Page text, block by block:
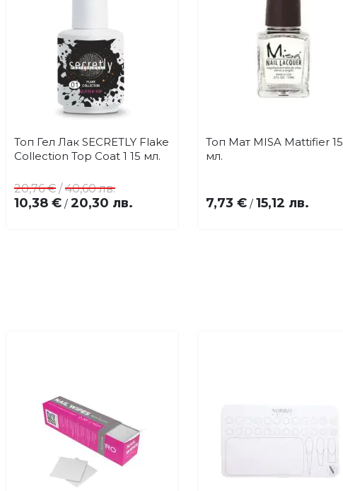
Добави
в
Купи
Топ Гел Лак SECRETLY Flake
Collection Top Coat 1 15 мл.
10,38 € / 20,30 лв.
20,76 € /40,60 лв.
Купи
Топ Мат MISA Mattifier 15
мл.
7,73 € / 15,12 лв.